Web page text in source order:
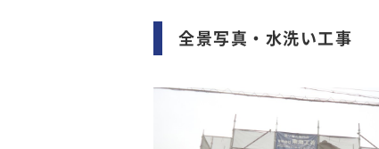
全景写真・水洗い工事